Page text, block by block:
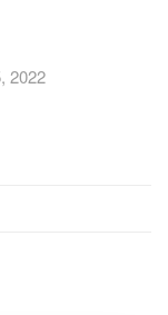
2022